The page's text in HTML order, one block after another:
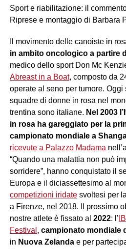
Sport e riabilitazione: il
Riprese e montaggio di Barbara
Il movimento delle canoiste in
in ambito oncologico a partire
medico dello sport Don Mc
Abreast in a Boat, composto da
operate al seno per tumore.
squadre di donne in rosa nel
trentina sono italiane. Nel 2003
in rosa ha gareggiato per la
campionato mondiale a
ricevute a Palazzo Madama
“Quando una malattia non può
sorridere”, hanno conquistato il
Europa e il diciassettesimo al
competizioni iridate svoltesi per
a Firenze, nel 2018. Il prossimo
nostre atlete è fissato al 2022: l’
Festival , campionato mondiale
in Nuova Zelanda e per